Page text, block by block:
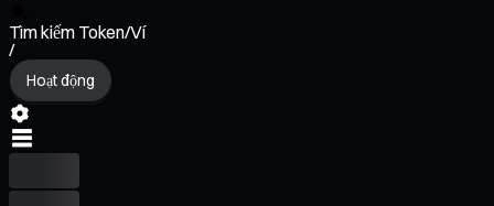
Tìm kiếm Token/Ví
/
Hoạt động